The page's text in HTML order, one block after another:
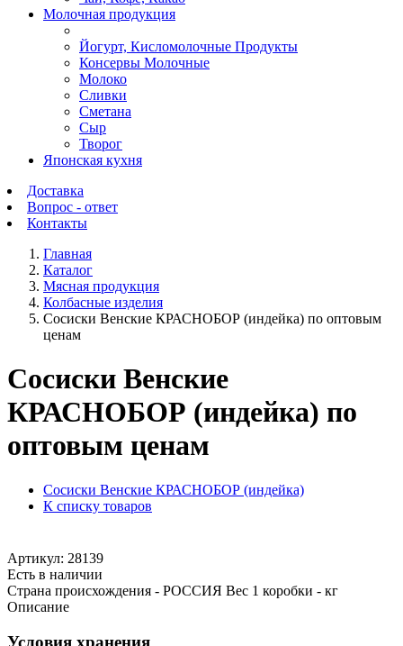
Молочная продукция
Йогурт, Кисломолочные Продукты
Консервы Молочные
Молоко
Сливки
Сметана
Сыр
Творог
Японская кухня
Доставка
Вопрос - ответ
Контакты
Главная
Каталог
Мясная продукция
Колбасные изделия
Сосиски Венские КРАСНОБОР (индейка) по оптовым
ценам
Сосиски Венские
КРАСНОБОР (индейка) по
оптовым ценам
Сосиски Венские КРАСНОБОР (индейка)
К списку товаров
Артикул: 28139
Есть в наличии
Страна происхождения - РОССИЯ Вес 1 коробки - кг
Описание
Условия хранения